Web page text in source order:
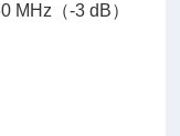
MHz（-3 dB）